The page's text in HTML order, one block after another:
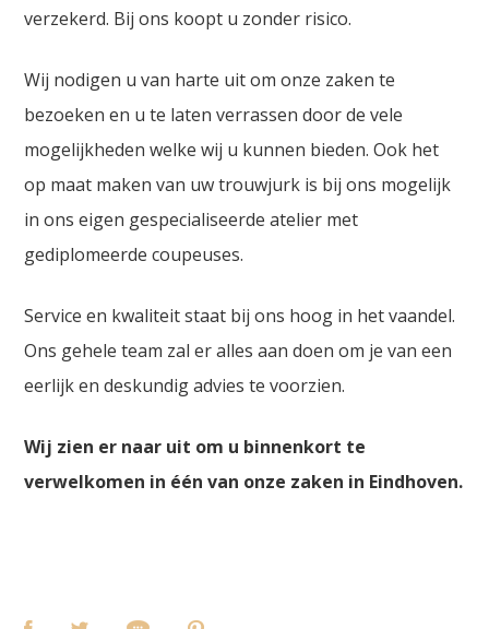
verzekerd. Bij ons koopt u zonder risico.
Wij nodigen u van harte uit om onze zaken te
bezoeken en u te laten verrassen door de vele
mogelijkheden welke wij u kunnen bieden. Ook het
op maat maken van uw trouwjurk is bij ons mogelijk
in ons eigen gespecialiseerde atelier met
gediplomeerde coupeuses.
Service en kwaliteit staat bij ons hoog in het vaandel.
Ons gehele team zal er alles aan doen om je van een
eerlijk en deskundig advies te voorzien.
Wij zien er naar uit om u binnenkort te
verwelkomen in één van onze zaken in Eindhoven.